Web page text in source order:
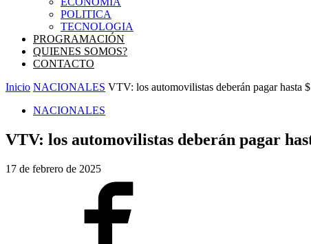
POLITICA
TECNOLOGIA
PROGRAMACIÓN
QUIENES SOMOS?
CONTACTO
Inicio NACIONALES VTV: los automovilistas deberán pagar hasta
NACIONALES
VTV: los automovilistas deberán pagar
17 de febrero de 2025